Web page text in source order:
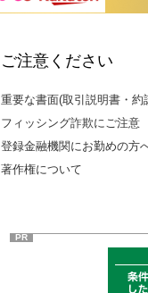
ご注意ください
重要な書面(取引説明書・
フィッシング詐欺にご注意
登録金融機関にお勤めの方
著作権について
PR